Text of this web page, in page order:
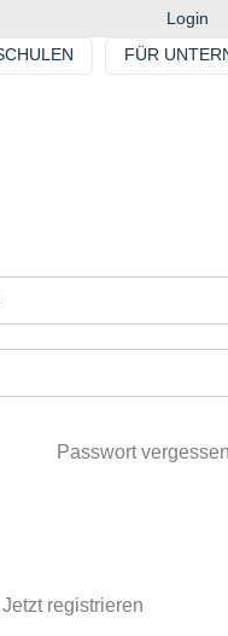
Login
FÜR
Passwort
Jetzt registrieren